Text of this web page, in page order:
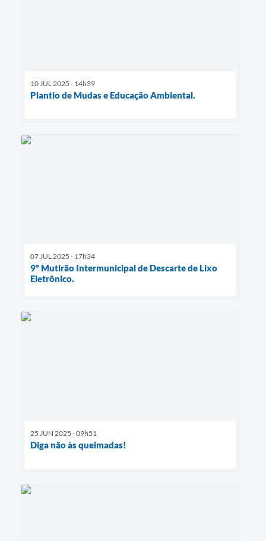
10 JUL 2025 - 14h39
Plantio de Mudas e Educação Ambiental.
07 JUL 2025 - 17h34
9º Mutirão Intermunicipal de Descarte de Lixo
Eletrônico.
25 JUN 2025 - 09h51
Diga não às queimadas!